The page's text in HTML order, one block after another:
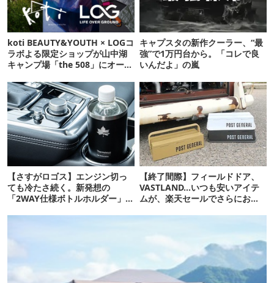
koti BEAUTY&YOUTH × LOGコ
ラボよる限定ショップが山中湖
キャンプ場「the 508」にオープ
キャプスタの新作クーラー、“最
強”で1万円台から。「コレで良
いんだよ」の嵐
【さすがロゴス】エンジン切っ
ても冷たさ続く。新発想の
「2WAY仕様ボトルホルダー」が
【終了間際】フィールドドア、
VASTLAND…いつも安いアイテ
ムが、楽天セールでさらにお得